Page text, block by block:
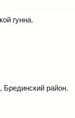
гунна.
район.